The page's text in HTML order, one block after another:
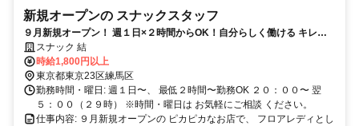
新規オープンの スナックスタッフ
９月新規オープン！ 週１日×２時間からOK！自分らしく働ける キレイ
なスナック♪高時給1800円〜◎
スナック 結
時給1,800円以上
東京都東京23区練馬区
勤務時間・曜日: 週１日〜、 最低２時間〜勤務OK ２０：００〜 翌
５：００（２９時） ※時間・曜日は お気軽にご相談 ください。
仕事内容: ９月新規オープンの ピカピカなお店で、 フロアレディとし